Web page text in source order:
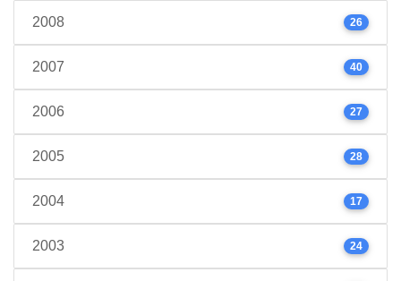
2008 26
2007 40
2006 27
2005 28
2004 17
2003 24